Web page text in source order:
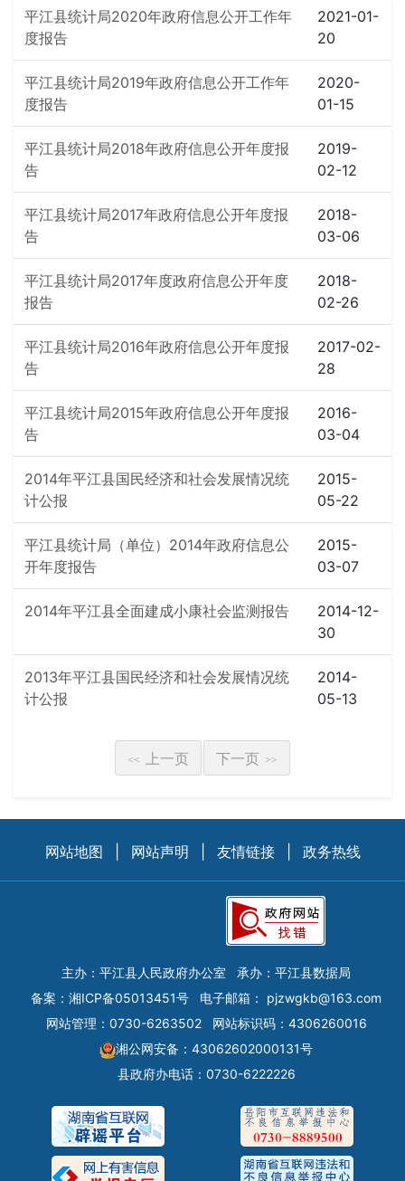
平江县统计局2020年政府信息公开工作年
度报告
2021-01-
20
平江县统计局2019年政府信息公开工作年
度报告
2020-
01-15
平江县统计局2018年政府信息公开年度报
告
2019-
02-12
平江县统计局2017年政府信息公开年度报
告
2018-
03-06
平江县统计局2017年度政府信息公开年度
报告
2018-
02-26
平江县统计局2016年政府信息公开年度报
告
2017-02-
28
平江县统计局2015年政府信息公开年度报
告
2016-
03-04
2014年平江县国民经济和社会发展情况统
计公报
2015-
05-22
平江县统计局（单位）2014年政府信息公
开年度报告
2015-
03-07
2014年平江县全面建成小康社会监测报告
2014-12-
30
2013年平江县国民经济和社会发展情况统
计公报
2014-
05-13
<< 上一页 下一页 >>
网站地图 网站声明 友情链接 政务热线
主办：平江县人民政府办公室
承办：平江县数据局
备案： 湘ICP备05013451号 电子邮箱： pjzwgkb@163.com
网站管理：0730-6263502
网站标识码：4306260016
湘公网安备：43062602000131号
县政府办电话：0730-6222226